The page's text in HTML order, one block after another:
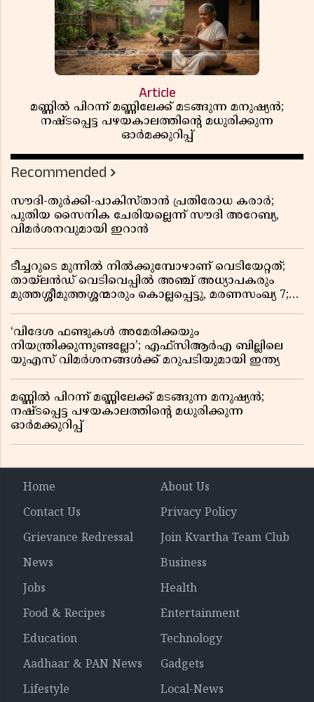
Article
മണ്ണിൽ പിറന്ന് മണ്ണിലേക്ക് മടങ്ങുന്ന മനുഷ്യൻ;
നഷ്ടപ്പെട്ട പഴയകാലത്തിൻ്റെ മധുരിക്കുന്ന
ഓർമക്കുറിപ്പ്
Recommended
സൗദി-തുർക്കി-പാകിസ്താൻ പ്രതിരോധ കരാർ;
പുതിയ സൈനിക ചേരിയല്ലെന്ന് സൗദി അറേബ്യ,
വിമർശനവുമായി ഇറാൻ
ടീച്ചറുടെ മുന്നിൽ നിൽക്കുമ്പോഴാണ് വെടിയേറ്റത്;
തായ്‌ലൻഡ് വെടിവെപ്പിൽ അഞ്ച് അധ്യാപകരും
മുത്തശ്ശീമുത്തശ്ശന്മാരും കൊല്ലപ്പെട്ടു, മരണസംഖ്യ 7;
‘വിദേശ ഫണ്ടുകൾ അമേരിക്കയും
നിയന്ത്രിക്കുന്നുണ്ടല്ലോ’; എഫ്സിആർഎ ബില്ലിലെ
യുഎസ് വിമർശനങ്ങൾക്ക് മറുപടിയുമായി ഇന്ത്യ
മണ്ണിൽ പിറന്ന് മണ്ണിലേക്ക് മടങ്ങുന്ന മനുഷ്യൻ;
നഷ്ടപ്പെട്ട പഴയകാലത്തിൻ്റെ മധുരിക്കുന്ന
ഓർമക്കുറിപ്പ്
Home
About Us
Contact Us
Privacy Policy
Grievance Redressal
Join Kvartha Team Club
News
Business
Jobs
Health
Food & Recipes
Entertainment
Education
Technology
Aadhaar & PAN News
Gadgets
Lifestyle
Local-News